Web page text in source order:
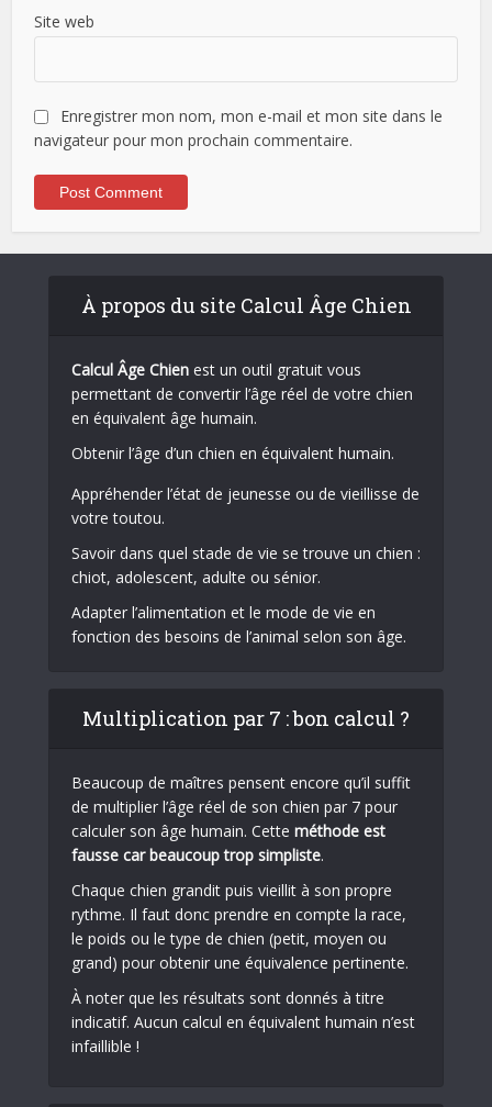
Site web
Enregistrer mon nom, mon e-mail et mon site dans le
navigateur pour mon prochain commentaire.
À propos du site Calcul Âge Chien
Calcul Âge Chien est un outil gratuit vous
permettant de convertir l’âge réel de votre chien
en équivalent âge humain.
Obtenir l’âge d’un chien en équivalent humain.
Appréhender l’état de jeunesse ou de vieillisse de
votre toutou.
Savoir dans quel stade de vie se trouve un chien :
chiot, adolescent, adulte ou sénior.
Adapter l’alimentation et le mode de vie en
fonction des besoins de l’animal selon son âge.
Multiplication par 7 : bon calcul ?
Beaucoup de maîtres pensent encore qu’il suffit
de multiplier l’âge réel de son chien par 7 pour
calculer son âge humain. Cette méthode est
fausse car beaucoup trop simpliste.
Chaque chien grandit puis vieillit à son propre
rythme. Il faut donc prendre en compte la race,
le poids ou le type de chien (petit, moyen ou
grand) pour obtenir une équivalence pertinente.
À noter que les résultats sont donnés à titre
indicatif. Aucun calcul en équivalent humain n’est
infaillible !